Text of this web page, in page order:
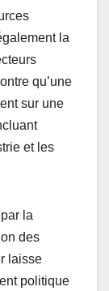
la
qu’une
sur une
et les
la
des
laisse
politique